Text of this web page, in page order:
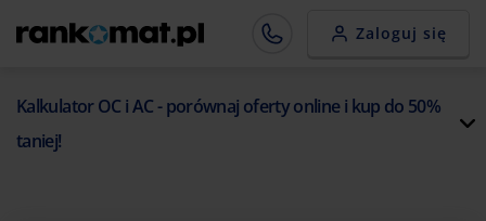
Zaloguj się
Kalkulator OC i AC - porównaj oferty online i kup do 50%
taniej!